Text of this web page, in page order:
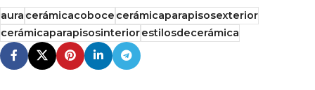
auracerámicacobocecerámicaparapisosexterior
cerámicaparapisosinteriorestilosdecerámica